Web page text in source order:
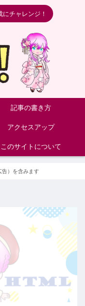
チャレンジ！
記事の書き方
アクセスアップ
このサイトについて
告）を含みます